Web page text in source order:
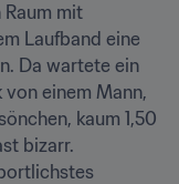
mit
Laufband eine
Da wartete ein
einem Mann,
kaum 1,50
bizarr.